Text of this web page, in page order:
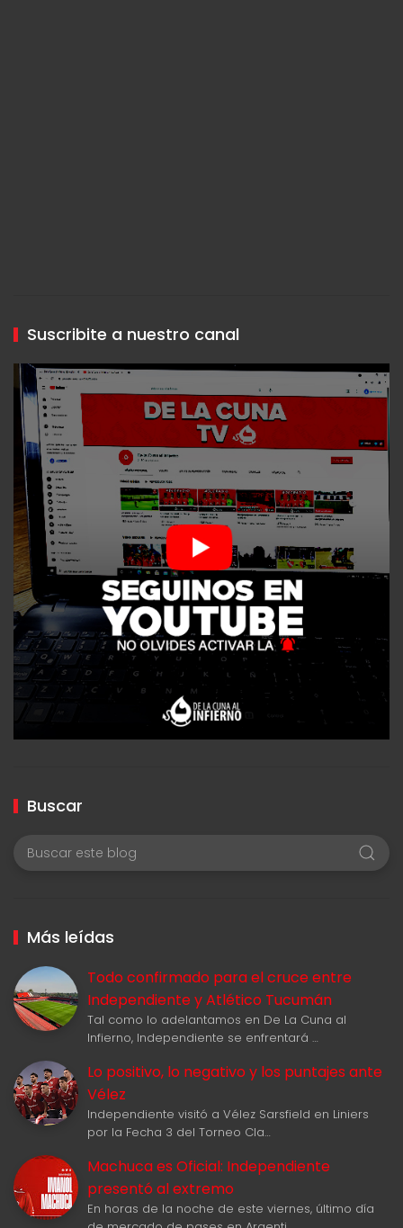
Suscribite a nuestro canal
Buscar
Más leídas
Todo confirmado para el cruce entre
Independiente y Atlético Tucumán
Tal como lo adelantamos en De La Cuna al
Infierno, Independiente se enfrentará …
Lo positivo, lo negativo y los puntajes ante
Vélez
Independiente visitó a Vélez Sarsfield en Liniers
por la Fecha 3 del Torneo Cla…
Machuca es Oficial: Independiente
presentó al extremo
En horas de la noche de este viernes, último día